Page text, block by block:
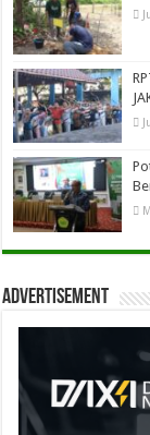
Advertisement